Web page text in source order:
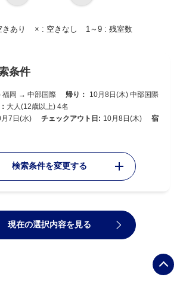
きあり × : 空きなし 1～9 : 残室数
条件
福岡 → 中部国際 帰り：
10月8日(木) 中部国際
大人(12歳以上) 4名
月7日(水) チェックアウト日: 10月8日(木)
宿
検索条件を変更する
現在の選択内容を見る